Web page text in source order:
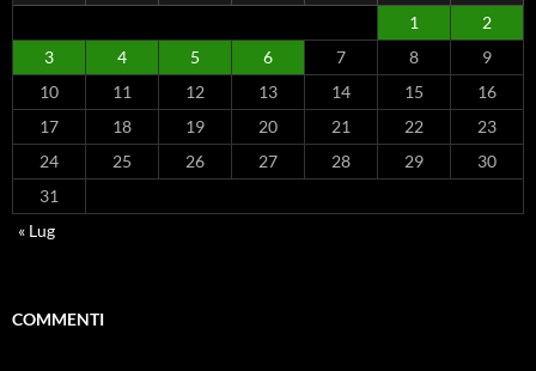
1
2
3
4 5 6 7 8
9
10
11 12 13 14 15
16
17
18 19 20 21 22
23
24
25 26 27 28 29
30
31
« Lug
COMMENTI